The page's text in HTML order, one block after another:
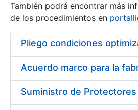
Erakutsi/Ezkutatu
También podrá encontrar más
de los procedimientos en